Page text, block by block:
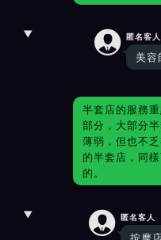
 匿名客人
美容
半套店的服務
部分，大部分
薄弱，但也不
的半套店，同
的。
 匿名客人